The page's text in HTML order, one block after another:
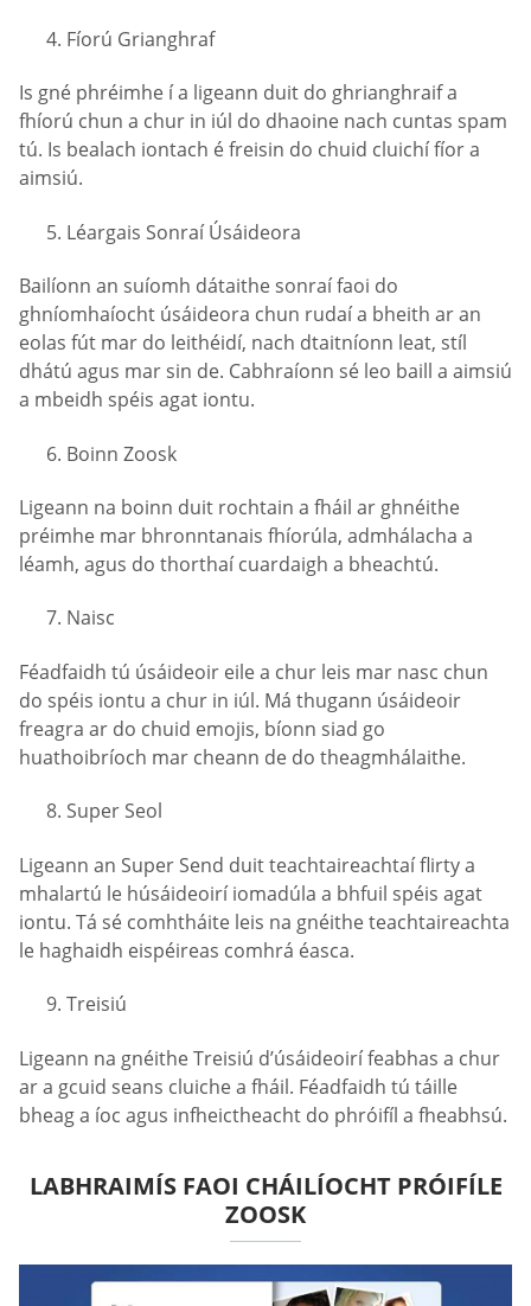
Fíorú Grianghraf
Is gné phréimhe í a ligeann duit do ghrianghraif a
fhíorú chun a chur in iúl do dhaoine nach cuntas spam
tú. Is bealach iontach é freisin do chuid cluichí fíor a
aimsiú.
Léargais Sonraí Úsáideora
Bailíonn an suíomh dátaithe sonraí faoi do
ghníomhaíocht úsáideora chun rudaí a bheith ar an
eolas fút mar do leithéidí, nach dtaitníonn leat, stíl
dhátú agus mar sin de. Cabhraíonn sé leo baill a aimsiú
a mbeidh spéis agat iontu.
Boinn Zoosk
Ligeann na boinn duit rochtain a fháil ar ghnéithe
préimhe mar bhronntanais fhíorúla, admhálacha a
léamh, agus do thorthaí cuardaigh a bheachtú.
Naisc
Féadfaidh tú úsáideoir eile a chur leis mar nasc chun
do spéis iontu a chur in iúl. Má thugann úsáideoir
freagra ar do chuid emojis, bíonn siad go
huathoibríoch mar cheann de do theagmhálaithe.
Super Seol
Ligeann an Super Send duit teachtaireachtaí flirty a
mhalartú le húsáideoirí iomadúla a bhfuil spéis agat
iontu. Tá sé comhtháite leis na gnéithe teachtaireachta
le haghaidh eispéireas comhrá éasca.
Treisiú
Ligeann na gnéithe Treisiú d’úsáideoirí feabhas a chur
ar a gcuid seans cluiche a fháil. Féadfaidh tú táille
bheag a íoc agus infheictheacht do phróifíl a fheabhsú.
LABHRAIMÍS FAOI CHÁILÍOCHT PRÓIFÍLE
ZOOSK